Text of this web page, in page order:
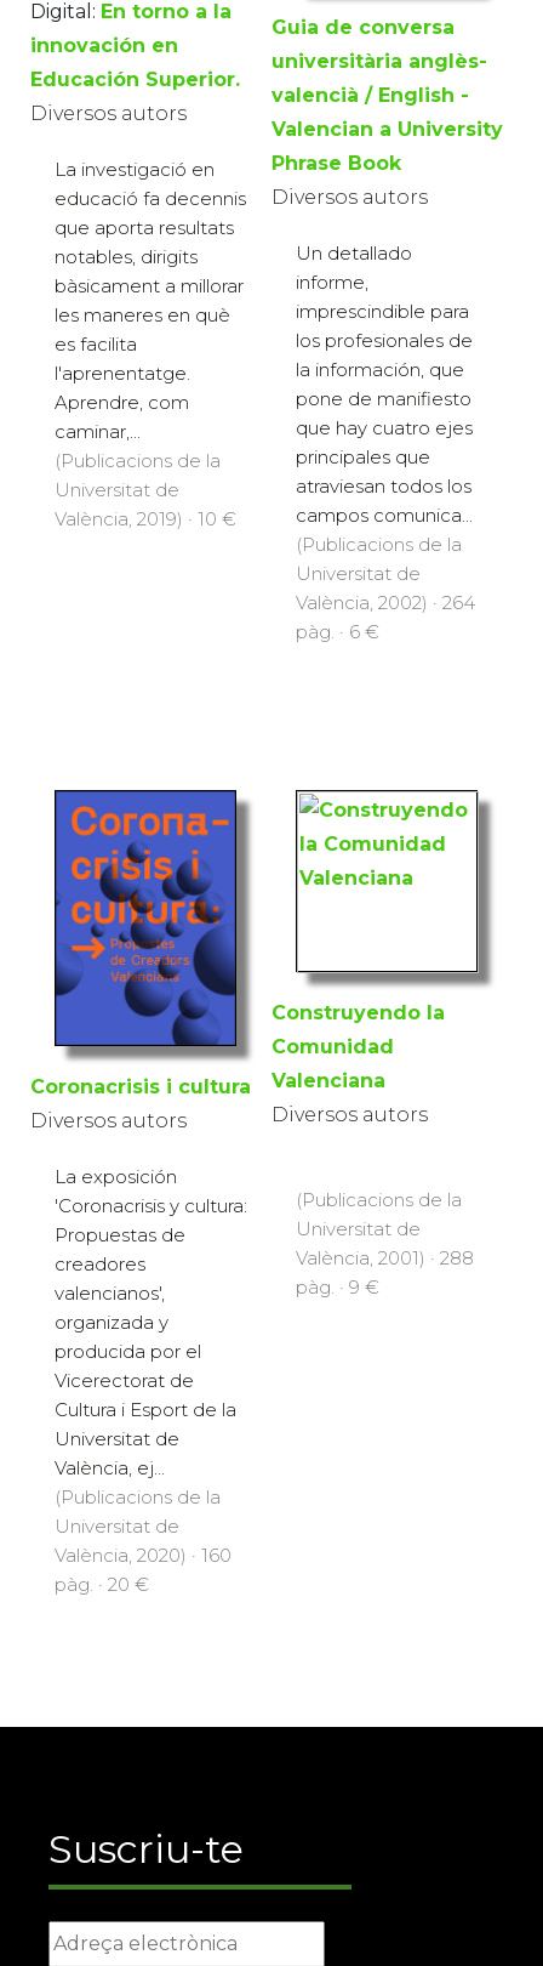
Digital: En torno a la
innovación en
Educación Superior.
Diversos autors
La investigació en
educació fa decennis
que aporta resultats
notables, dirigits
bàsicament a millorar
les maneres en què
es facilita
l'aprenentatge.
Aprendre, com
caminar,...
(Publicacions de la
Universitat de
València, 2019) · 10 €
Guia de conversa
universitària anglès-
valencià / English -
Valencian a University
Phrase Book
Diversos autors
Un detallado
informe,
imprescindible para
los profesionales de
la información, que
pone de manifiesto
que hay cuatro ejes
principales que
atraviesan todos los
campos comunica...
(Publicacions de la
Universitat de
València, 2002) · 264
pàg. · 6 €
Coronacrisis i cultura
Diversos autors
La exposición
'Coronacrisis y cultura:
Propuestas de
creadores
valencianos',
organizada y
producida por el
Vicerectorat de
Cultura i Esport de la
Universitat de
València, ej...
(Publicacions de la
Universitat de
València, 2020) · 160
pàg. · 20 €
Construyendo la
Comunidad
Valenciana
Diversos autors
(Publicacions de la
Universitat de
València, 2001) · 288
pàg. · 9 €
Suscriu-te